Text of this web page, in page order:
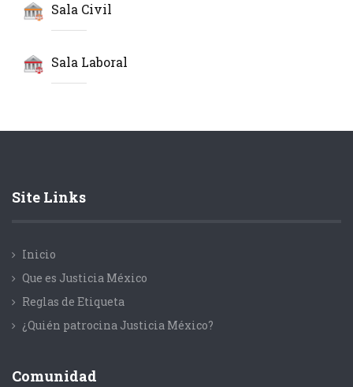
Sala Civil
Sala Laboral
Site Links
Inicio
Que es Justicia México
Reglas de Etiqueta
¿Quién patrocina Justicia México?
Comunidad